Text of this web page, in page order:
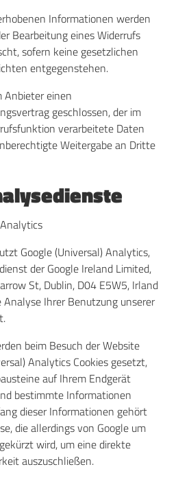
Informationen werden
Bearbeitung eines Widerrufs
sofern keine gesetzlichen
entgegenstehen.
Anbieter einen
geschlossen, der im
verarbeitete Daten
Weitergabe an Dritte
Google (Universal) Analytics,
der Google Ireland Limited,
St, Dublin, D04 E5W5, Irland
Analyse Ihrer Benutzung unserer
beim Besuch der Website
Analytics Cookies gesetzt,
auf Ihrem Endgerät
bestimmte Informationen
dieser Informationen gehört
die allerdings von Google um
wird, um eine direkte
auszuschließen.